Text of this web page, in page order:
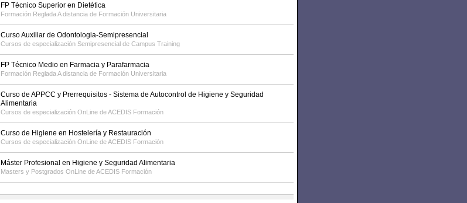
FP Técnico Superior en Dietética
Formación Reglada A distancia de Formación Universitaria
Curso Auxiliar de Odontologia-Semipresencial
Cursos de especialización Semipresencial de Campus Training
FP Técnico Medio en Farmacia y Parafarmacia
Formación Reglada A distancia de Formación Universitaria
Curso de APPCC y Prerrequisitos - Sistema de Autocontrol de Higiene y Seguridad
Alimentaria
Cursos de especialización OnLine deACEDIS Formación
Curso de Higiene en Hostelería y Restauración
Cursos de especialización OnLine deACEDIS Formación
Máster Profesional en Higiene y Seguridad Alimentaria
Masters y Postgrados OnLine deACEDIS Formación